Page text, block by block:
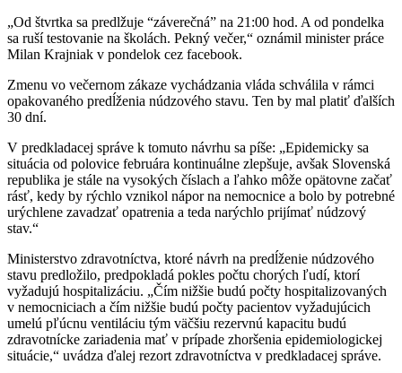
„Od štvrtka sa predlžuje “záverečná” na 21:00 hod. A od pondelka
sa ruší testovanie na školách. Pekný večer,“ oznámil minister práce
Milan Krajniak v pondelok cez facebook.
Zmenu vo večernom zákaze vychádzania vláda schválila v rámci
opakovaného predĺženia núdzového stavu. Ten by mal platiť ďalších
30 dní.
V predkladacej správe k tomuto návrhu sa píše: „Epidemicky sa
situácia od polovice februára kontinuálne zlepšuje, avšak Slovenská
republika je stále na vysokých číslach a ľahko môže opätovne začať
rásť, kedy by rýchlo vznikol nápor na nemocnice a bolo by potrebné
urýchlene zavadzať opatrenia a teda narýchlo prijímať núdzový
stav.“
Ministerstvo zdravotníctva, ktoré návrh na predĺženie núdzového
stavu predložilo, predpokladá pokles počtu chorých ľudí, ktorí
vyžadujú hospitalizáciu. „Čím nižšie budú počty hospitalizovaných
v nemocniciach a čím nižšie budú počty pacientov vyžadujúcich
umelú pľúcnu ventiláciu tým väčšiu rezervnú kapacitu budú
zdravotnícke zariadenia mať v prípade zhoršenia epidemiologickej
situácie,“ uvádza ďalej rezort zdravotníctva v predkladacej správe.